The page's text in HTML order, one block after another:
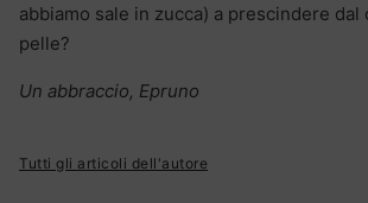
abbiamo sale in zucca) a prescindere dal
pelle?
Un abbraccio, Epruno
Tutti gli articoli dell'autore